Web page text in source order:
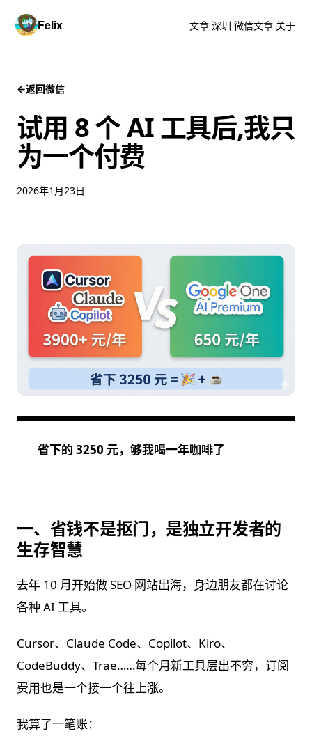
Felix 文章 深圳 微信文章 关于
←返回微信
试用 8 个 AI 工具后,我只
为一个付费
2026年1月23日
省下的 3250 元，够我喝一年咖啡了
一、省钱不是抠门，是独立开发者的
生存智慧
去年 10 月开始做 SEO 网站出海，身边朋友都在讨论
各种 AI 工具。
Cursor、Claude Code、Copilot、Kiro、
CodeBuddy、Trae……每个月新工具层出不穷，订阅
费用也是一个接一个往上涨。
我算了一笔账：